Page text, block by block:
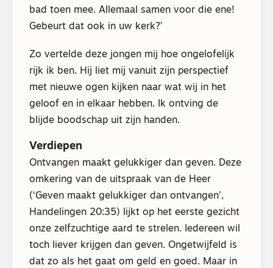
bad toen mee. Allemaal samen voor die ene!
Gebeurt dat ook in uw kerk?’
Zo vertelde deze jongen mij hoe ongelofelijk
rijk ik ben. Hij liet mij vanuit zijn perspectief
met nieuwe ogen kijken naar wat wij in het
geloof en in elkaar hebben. Ik ontving de
blijde boodschap uit zijn handen.
Verdiepen
Ontvangen maakt gelukkiger dan geven. Deze
omkering van de uitspraak van de Heer
(‘Geven maakt gelukkiger dan ontvangen’,
Handelingen 20:35) lijkt op het eerste gezicht
onze zelfzuchtige aard te strelen. Iedereen wil
toch liever krijgen dan geven. Ongetwijfeld is
dat zo als het gaat om geld en goed. Maar in